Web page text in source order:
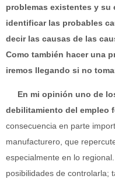
problemas existentes y
identificar las probables
decir las causas de las
Como también hacer una
iremos llegando si no
En mi opinión uno de
debilitamiento del empleo
consecuencia en parte
manufacturero, que
especialmente en lo
posibilidades de controlarla;